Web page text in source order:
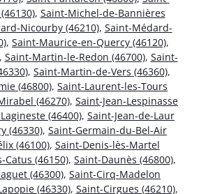
, Saint-Michel-de-Bannières
Nicourby (46210), Saint-Médard-
, Saint-Maurice-en-Quercy (46120),
Saint-Martin-le-Redon (46700), Saint-
, Saint-Martin-de-Vers (46360),
(46800), Saint-Laurent-les-Tours
(46270), Saint-Jean-Lespinasse
(46400), Saint-Jean-de-Laur
(46330), Saint-Germain-du-Bel-Air
(46100), Saint-Denis-lès-Martel
Catus (46150), Saint-Daunès (46800),
(46300), Saint-Cirq-Madelon
(46330), Saint-Cirgues (46210),